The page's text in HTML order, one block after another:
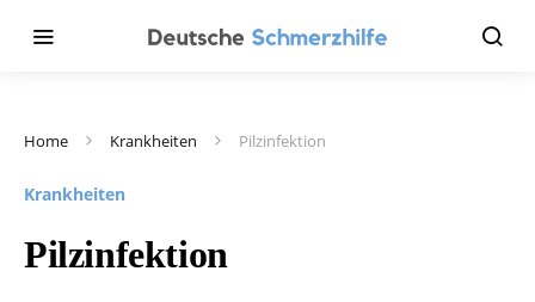
Home Krankheiten Pilzinfektion
Krankheiten
Pilzinfektion